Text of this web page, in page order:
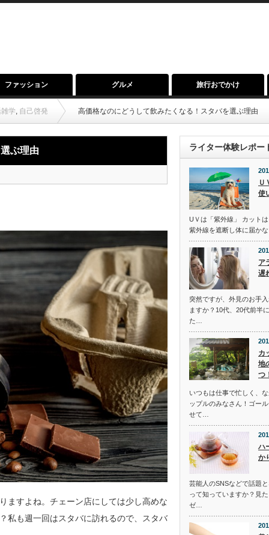
ファッション グルメ 旅行おでかけ
学, 自己啓発 高価格なのにどうして飲みたくなる！スタバを選ぶ理由
ぶ理由
ますよね。チェーン店にしては少し高めな
私も週一回はスタバに訪れるので、スタバ
ライター体験レポー
Ｕ
使
UＶは「紫外線」 カット
紫外線を遮断し体に届か
ア
遅
突然ですが、外見のお手
ますか？10代、20代前半
た…
カ
地
つ
いつもは仕事で忙しく、
ップルのみなさん！ゴー
せて…
ハ
か
芸能人のSNSなどで話題
って知っていますか？見
ゼ…